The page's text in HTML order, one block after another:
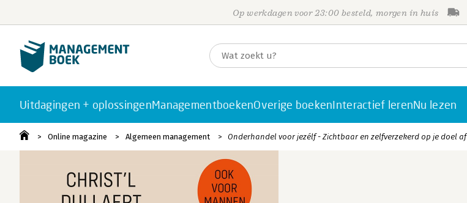
Op werkdagen voor 23:00 besteld, morgen in huis
Uitdagingen + oplossingenManagementboekenOverige boekenInteractief lerenNu lezen
Online magazine Algemeen management Onderhandel voor jezélf - Zichtbaar en zelfverzekerd op je doel af